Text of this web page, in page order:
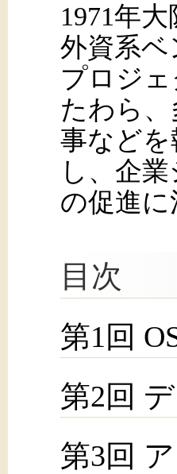
1971年
外資系ベ
プロジ
たわら
事など
し、企
の促進
目次
第1回
第2回
第3回